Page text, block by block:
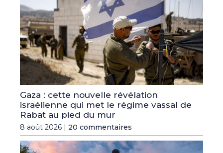
Gaza : cette nouvelle révélation
israélienne qui met le régime vassal de
Rabat au pied du mur
8 août 2026 | 20 commentaires